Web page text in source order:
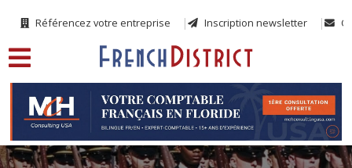
Référencez votre entreprise Inscription newsletter